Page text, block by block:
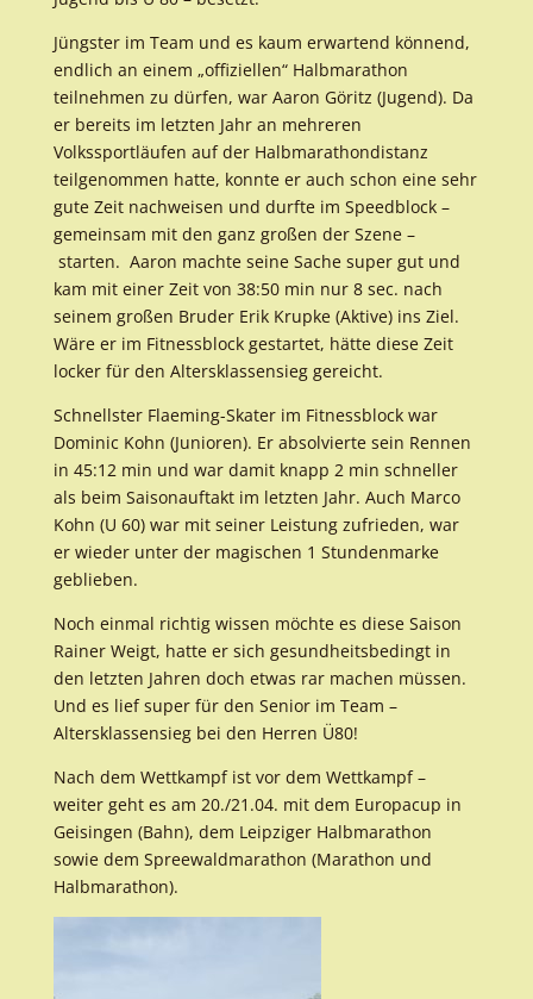
Jüngster im Team und es kaum erwartend könnend,
endlich an einem „offiziellen“ Halbmarathon
teilnehmen zu dürfen, war Aaron Göritz (Jugend). Da
er bereits im letzten Jahr an mehreren
Volkssportläufen auf der Halbmarathondistanz
teilgenommen hatte, konnte er auch schon eine sehr
gute Zeit nachweisen und durfte im Speedblock –
gemeinsam mit den ganz großen der Szene –
starten. Aaron machte seine Sache super gut und
kam mit einer Zeit von 38:50 min nur 8 sec. nach
seinem großen Bruder Erik Krupke (Aktive) ins Ziel.
Wäre er im Fitnessblock gestartet, hätte diese Zeit
locker für den Altersklassensieg gereicht.
Schnellster Flaeming-Skater im Fitnessblock war
Dominic Kohn (Junioren). Er absolvierte sein Rennen
in 45:12 min und war damit knapp 2 min schneller
als beim Saisonauftakt im letzten Jahr. Auch Marco
Kohn (U 60) war mit seiner Leistung zufrieden, war
er wieder unter der magischen 1 Stundenmarke
geblieben.
Noch einmal richtig wissen möchte es diese Saison
Rainer Weigt, hatte er sich gesundheitsbedingt in
den letzten Jahren doch etwas rar machen müssen.
Und es lief super für den Senior im Team –
Altersklassensieg bei den Herren Ü80!
Nach dem Wettkampf ist vor dem Wettkampf –
weiter geht es am 20./21.04. mit dem Europacup in
Geisingen (Bahn), dem Leipziger Halbmarathon
sowie dem Spreewaldmarathon (Marathon und
Halbmarathon).